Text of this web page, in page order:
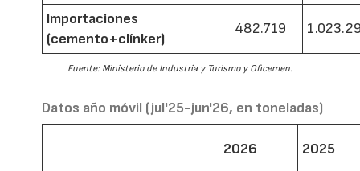
Importaciones
(cemento+clínker)
482.719
Fuente: Ministerio de Industria y Turismo y Oficemen.
Datos año móvil (jul'25-jun'26, en toneladas)
2026 2025